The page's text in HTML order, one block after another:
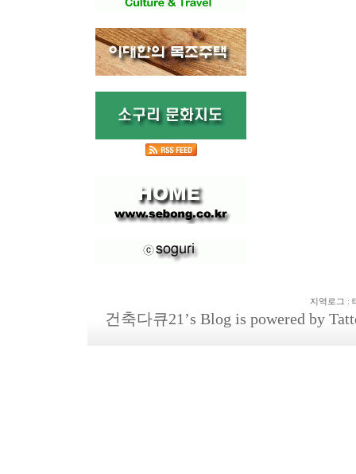
지역로그 :
건축다큐21 ’s Blog is powered by